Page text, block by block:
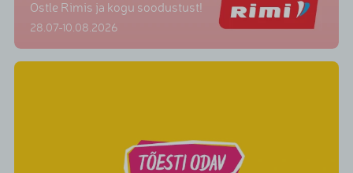
Ostle Rimis ja kogu soodustust!
28.07-10.08.2026